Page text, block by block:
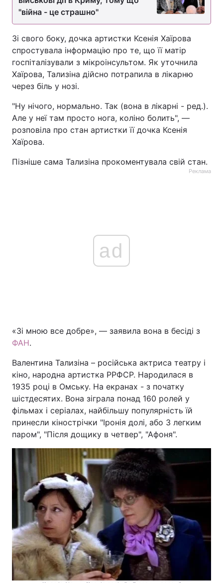
"війна - це страшно"
Зі свого боку, дочка артистки Ксенія Хаїрова
спростувала інформацію про те, що її матір
госпіталізували з мікроінсультом. Як уточнила
Хаїрова, Тализіна дійсно потрапила в лікарню
через біль у нозі.
"Ну нічого, нормально. Так (вона в лікарні - ред.).
Але у неї там просто нога, коліно болить", —
розповіла про стан артистки її дочка Ксенія
Хаїрова.
Пізніше сама Тализіна прокоментувала свій стан.
Реклама
ad
«Зі мною все добре», — заявила вона в бесіді з
ФАН.
Валентина Тализіна – російська актриса театру і
кіно, народна артистка РРФСР. Народилася в
1935 році в Омську. На екранах - з початку
шістдесятих. Вона зіграла понад 160 ролей у
фільмах і серіалах, найбільшу популярність їй
принесли кінострічки "Іронія долі, або З легким
паром", "Після дощику в четвер", "Афоня".